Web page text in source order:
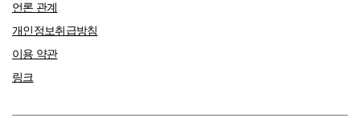
언론 관계
개인정보취급방침
이용 약관
링크